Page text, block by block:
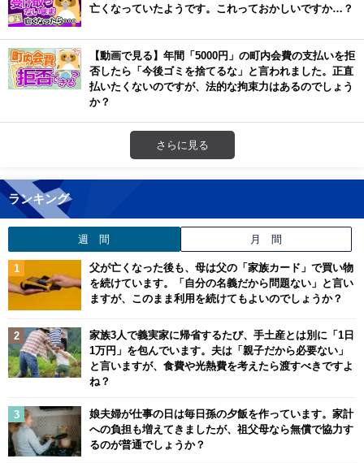
亡くなっていたようです。これっておかしいですか…？
【動画で見る】年間「5000円」の町内会費の支払いを拒
否したら「今後ゴミを捨てるな」と言われました。正直
払いたくないのですが、法的な拘束力はあるのでしょう
か？
さらに見る
ランキング
週 間 月 間
父が亡くなった後も、母は父の「家族カード」で買い物
を続けています。「自分の名義だから問題ない」と言い
ますが、このまま利用を続けてもよいのでしょうか？
家族3人で義実家に帰省するたび、手土産とは別に「1日
1万円」を包んでいます。夫は「親子だから必要ない」
と言いますが、食費や光熱費を考えたら渡すべきですよ
ね？
娘夫婦が仕事の日は毎日孫の夕飯を作っています。家計
への負担も増えてきましたが、祖父母なら無償で協力す
るのが普通でしょうか？